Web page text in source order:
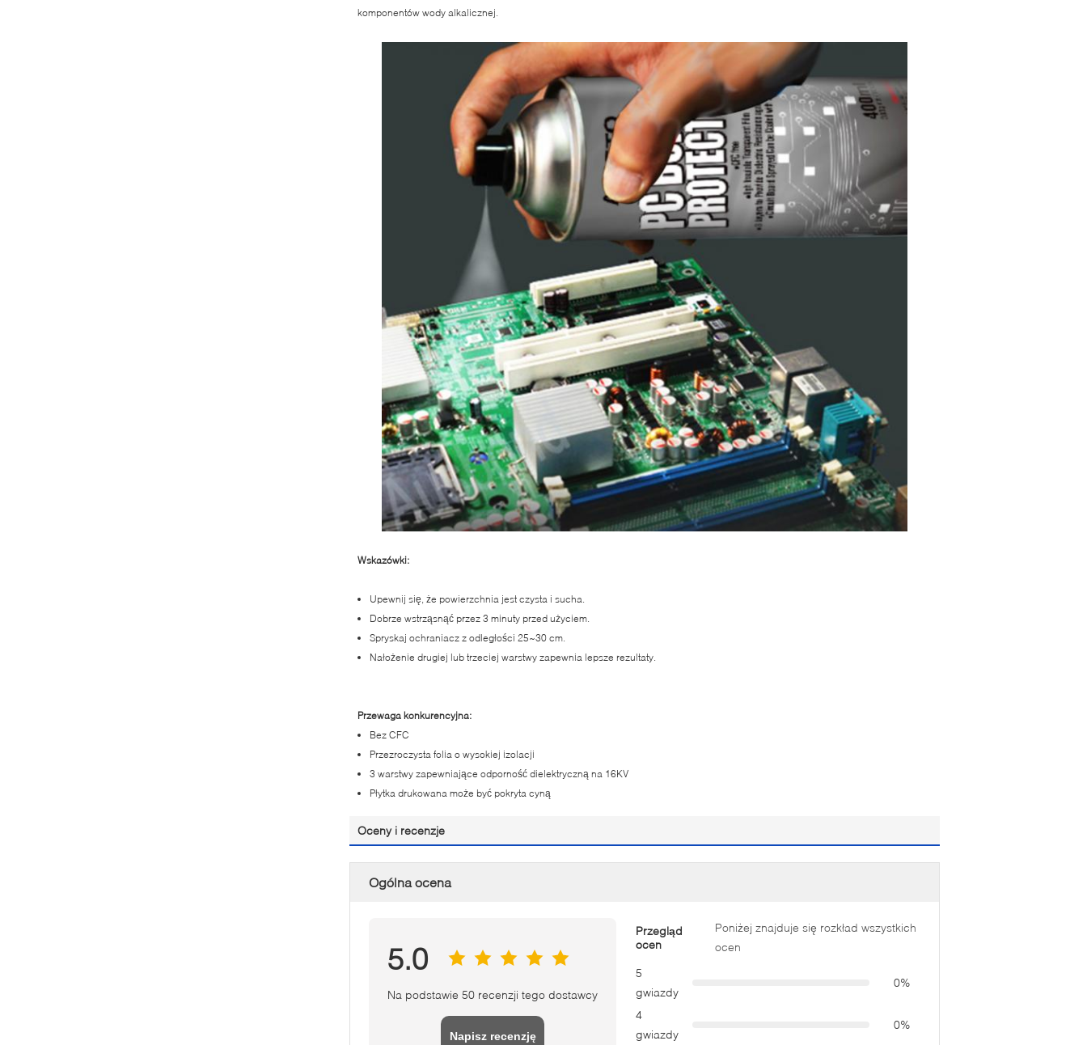
komponentów wody alkalicznej.
Wskazówki:
Upewnij się, że powierzchnia jest czysta i sucha.
Dobrze wstrząsnąć przez 3 minuty przed użyciem.
Spryskaj ochraniacz z odległości 25~30 cm.
Nałożenie drugiej lub trzeciej warstwy zapewnia lepsze rezultaty.
Przewaga konkurencyjna:
Bez CFC
Przezroczysta folia o wysokiej izolacji
3 warstwy zapewniające odporność dielektryczną na 16KV
Płytka drukowana może być pokryta cyną
Oceny i recenzje
Ogólna ocena
5.0
Na podstawie 50 recenzji tego dostawcy
Napisz recenzję
Przegląd
ocen
Poniżej znajduje się rozkład wszystkich
ocen
5
gwiazdy
0%
4
gwiazdy
0%